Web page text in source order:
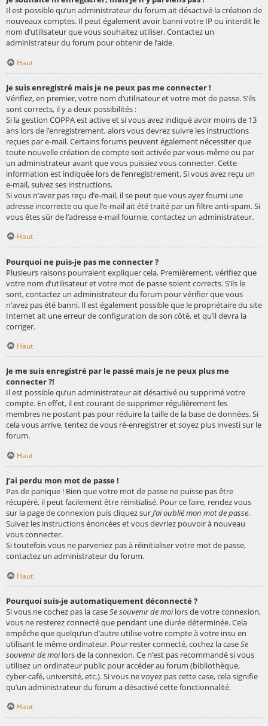
Il est possible qu’un administrateur du forum ait désactivé la création de
nouveaux comptes. Il peut également avoir banni votre IP ou interdit le
nom d’utilisateur que vous souhaitez utiliser. Contactez un
administrateur du forum pour obtenir de l’aide.
Haut
Je suis enregistré mais je ne peux pas me connecter !
Vérifiez, en premier, votre nom d’utilisateur et votre mot de passe. S’ils
sont corrects, il y a deux possibilités :
Si la gestion COPPA est active et si vous avez indiqué avoir moins de 13
ans lors de l’enregistrement, alors vous devrez suivre les instructions
reçues par e-mail. Certains forums peuvent également nécessiter que
toute nouvelle création de compte soit activée par vous-même ou par
un administrateur avant que vous puissiez vous connecter. Cette
information est indiquée lors de l’enregistrement. Si vous avez reçu un
e-mail, suivez ses instructions.
Si vous n’avez pas reçu d’e-mail, il se peut que vous ayez fourni une
adresse incorrecte ou que l’e-mail ait été traité par un filtre anti-spam. Si
vous êtes sûr de l’adresse e-mail fournie, contactez un administrateur.
Haut
Pourquoi ne puis-je pas me connecter ?
Plusieurs raisons pourraient expliquer cela. Premièrement, vérifiez que
votre nom d’utilisateur et votre mot de passe soient corrects. S’ils le
sont, contactez un administrateur du forum pour vérifier que vous
n’avez pas été banni. Il est également possible que le propriétaire du site
Internet ait une erreur de configuration de son côté, et qu’il devra la
corriger.
Haut
Je me suis enregistré par le passé mais je ne peux plus me
connecter ?!
Il est possible qu’un administrateur ait désactivé ou supprimé votre
compte. En effet, il est courant de supprimer régulièrement les
membres ne postant pas pour réduire la taille de la base de données. Si
cela vous arrive, tentez de vous ré-enregistrer et soyez plus investi sur le
forum.
Haut
J’ai perdu mon mot de passe !
Pas de panique ! Bien que votre mot de passe ne puisse pas être
récupéré, il peut facilement être réinitialisé. Pour ce faire, rendez vous
sur la page de connexion puis cliquez surJ’ai oublié mon mot de passe.
Suivez les instructions énoncées et vous devriez pouvoir à nouveau
vous connecter.
Si toutefois vous ne parveniez pas à réinitialiser votre mot de passe,
contactez un administrateur du forum.
Haut
Pourquoi suis-je automatiquement déconnecté ?
Si vous ne cochez pas la caseSe souvenir de moilors de votre connexion,
vous ne resterez connecté que pendant une durée déterminée. Cela
empêche que quelqu’un d’autre utilise votre compte à votre insu en
utilisant le même ordinateur. Pour rester connecté, cochez la caseSe
souvenir de moilors de la connexion. Ce n’est pas recommandé si vous
utilisez un ordinateur public pour accéder au forum (bibliothèque,
cyber-café, université, etc.). Si vous ne voyez pas cette case, cela signifie
qu’un administrateur du forum a désactivé cette fonctionnalité.
Haut